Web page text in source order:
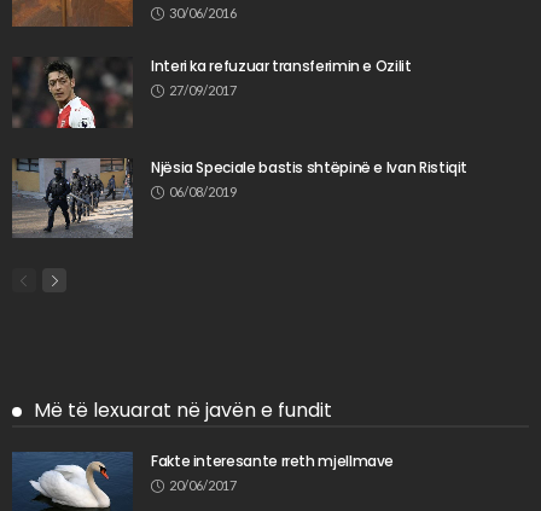
30/06/2016
Interi ka refuzuar transferimin e Ozilit
27/09/2017
Njësia Speciale bastis shtëpinë e Ivan Ristiqit
06/08/2019
Më të lexuarat në javën e fundit
Fakte interesante rreth mjellmave
20/06/2017